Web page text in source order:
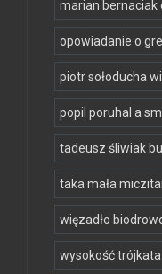
marian bernaciak
opowiadanie o
piotr sołoducha
popil poruhal a
tadeusz śliwiak
taka mała
więzadło
wysokość